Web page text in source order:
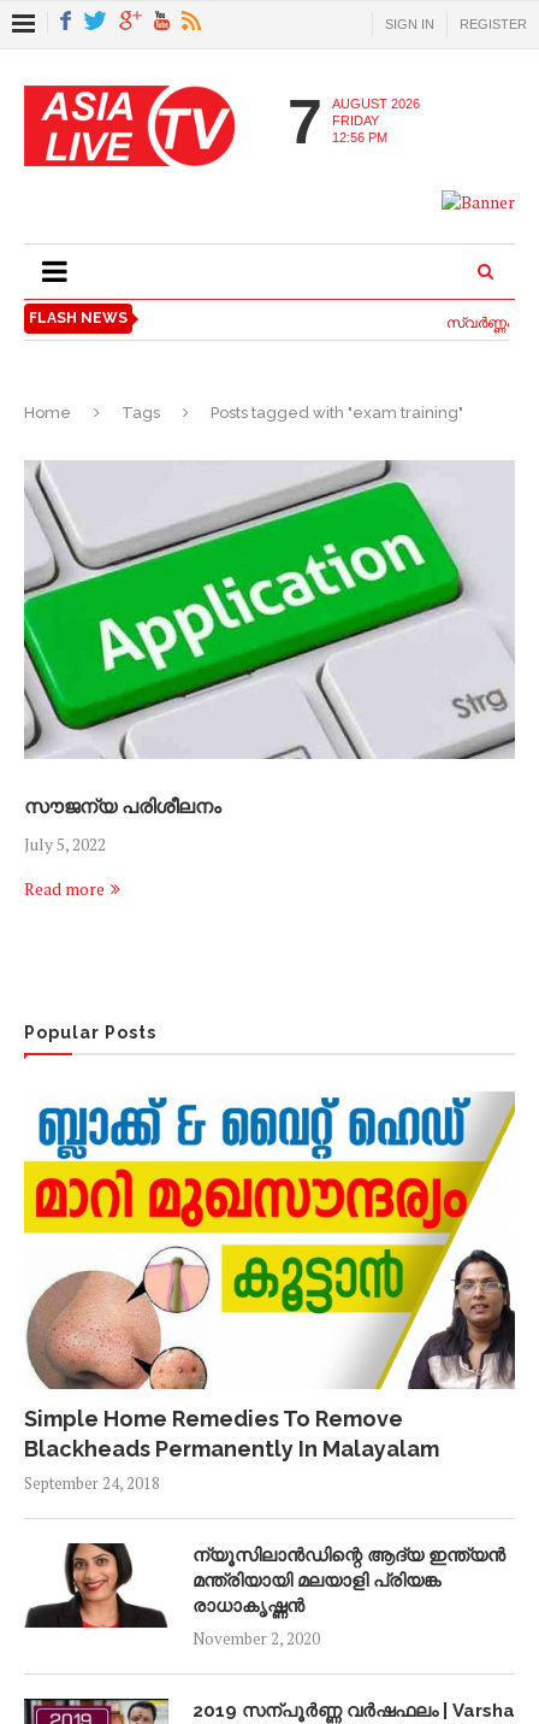
SIGN IN REGISTER
7
AUGUST 2026
FRIDAY
12:56 PM
FLASH NEWS
Home Tags Posts tagged with "exam training"
സൗജന്യ പരിശീലനം
July 5, 2022
Read more
Popular Posts
Simple Home Remedies To Remove
Blackheads Permanently In Malayalam
September 24, 2018
ന്യൂസിലാൻഡിന്റെ ആദ്യ ഇന്ത്യൻ
മന്ത്രിയായി മലയാളി പ്രിയങ്ക
രാധാകൃഷ്ണൻ
November 2, 2020
2019 സന്പൂർണ്ണ വർഷഫലം | Varsha